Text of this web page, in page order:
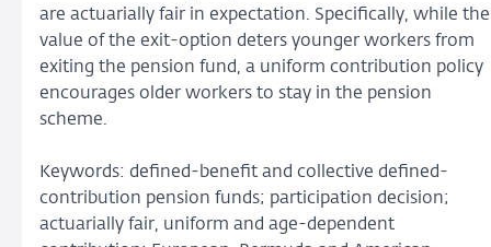
are actuarially fair in expectation. Specifically, while the
value of the exit-option deters younger workers from
exiting the pension fund, a uniform contribution policy
encourages older workers to stay in the pension
scheme.
Keywords: defined-benefit and collective defined-
contribution pension funds; participation decision;
actuarially fair, uniform and age-dependent